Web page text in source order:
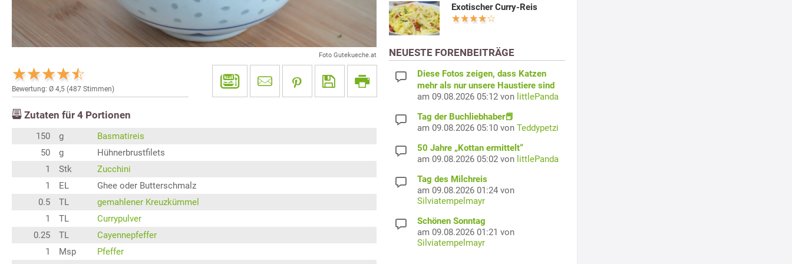
Foto Gutekueche.at
Bewertung: Ø 4,5 (487 Stimmen)
Zutaten für 4 Portionen
150 g
Basmatireis
50
g
Hühnerbrustfilets
1
Stk
Zucchini
1
EL
Ghee oder Butterschmalz
0.5
TL
gemahlener Kreuzkümmel
1
TL
Currypulver
0.25
TL
Cayennepfeffer
1
Msp
Pfeffer
Exotischer Curry-Reis
NEUESTE FORENBEITRÄGE
Diese Fotos zeigen, dass Katzen
mehr als nur unsere Haustiere sind
am 09.08.2026 05:12 von littlePanda
Tag der Buchliebhaber📕
am 09.08.2026 05:10 von Teddypetzi
50 Jahre „Kottan ermittelt“
am 09.08.2026 05:02 von littlePanda
Tag des Milchreis
am 09.08.2026 01:24 von
Silviatempelmayr
Schönen Sonntag
am 09.08.2026 01:21 von
Silviatempelmayr